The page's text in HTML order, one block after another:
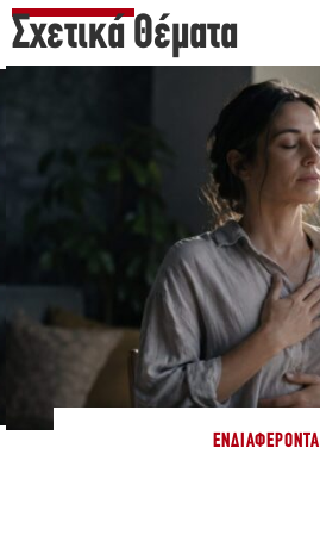
Σχετικά Θέματα
ΕΝΔΙΑΦΈΡΟΝΤΑ